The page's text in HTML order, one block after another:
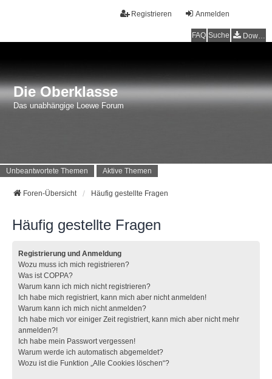
Anmelden
Registrieren
FAQ Suche Downloads
Die Oberklasse
Das unabhängige Loewe Forum
Unbeantwortete Themen Aktive Themen
Foren-Übersicht Häufig gestellte Fragen
Häufig gestellte Fragen
Registrierung und Anmeldung
Wozu muss ich mich registrieren?
Was ist COPPA?
Warum kann ich mich nicht registrieren?
Ich habe mich registriert, kann mich aber nicht anmelden!
Warum kann ich mich nicht anmelden?
Ich habe mich vor einiger Zeit registriert, kann mich aber nicht mehr
anmelden?!
Ich habe mein Passwort vergessen!
Warum werde ich automatisch abgemeldet?
Wozu ist die Funktion „Alle Cookies löschen“?